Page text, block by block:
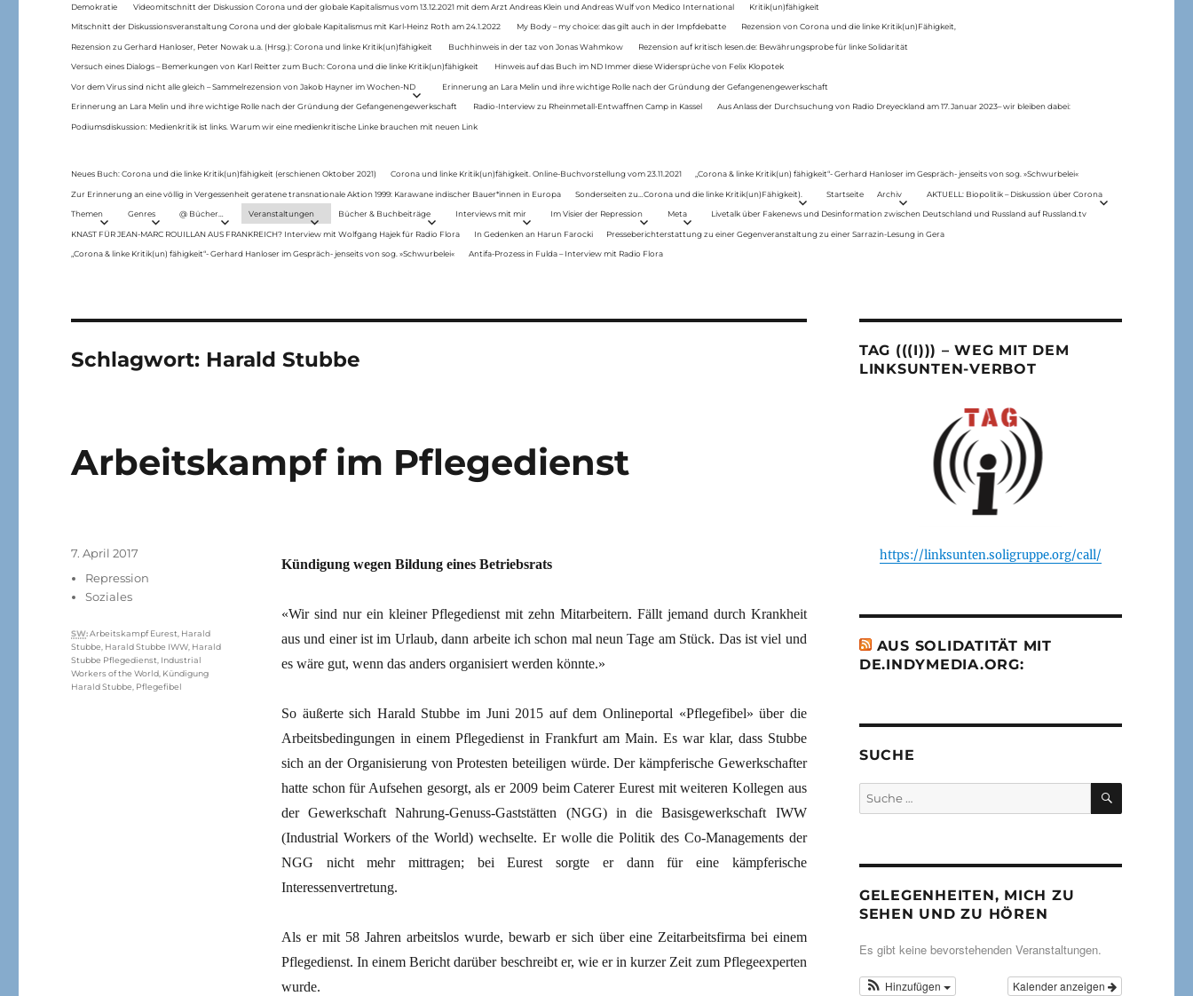
Demokratie Videomitschnitt der Diskussion Corona und der globale Kapitalismus vom 13.12.2021 mit dem Arzt Andreas Klein und Andreas Wulf von Medico International Kritik(un)fähigkeit
Mitschnitt der Diskussionsveranstaltung Corona und der globale Kapitalismus mit Karl-Heinz Roth am 24.1.2022 My Body – my choice: das gilt auch in der Impfdebatte Rezension von Corona und die linke Kritik(un)Fähigkeit,
Rezension zu Gerhard Hanloser, Peter Nowak u.a. (Hrsg.): Corona und linke Kritik(un)fähigkeit Buchhinweis in der taz von Jonas Wahmkow Rezension auf kritisch lesen.de: Bewährungsprobe für linke Solidarität
Versuch eines Dialogs – Bemerkungen von Karl Reitter zum Buch: Corona und die linke Kritik(un)fähigkeit Hinweis auf das Buch im ND Immer diese Widersprüche von Felix Klopotek
Vor dem Virus sind nicht alle gleich – Sammelrezension von Jakob Hayner im Wochen-ND Erinnerung an Lara Melin und ihre wichtige Rolle nach der Gründung der Gefangenengewerkschaft
Erinnerung an Lara Melin und ihre wichtige Rolle nach der Gründung der Gefangenengewerkschaft Radio-Interview zu Rheinmetall-Entwaffnen Camp in Kassel Aus Anlass der Durchsuchung von Radio Dreyeckland am 17.Januar 2023– wir bleiben dabei:
Podiumsdiskussion: Medienkritik ist links. Warum wir eine medienkritische Linke brauchen mit neuen Link
Neues Buch: Corona und die linke Kritik(un)fähigkeit (erschienen Oktober 2021) Corona und linke Kritik(un)fähigkeit. Online-Buchvorstellung vom 23.11.2021 „Corona & linke Kritik(un) fähigkeit“- Gerhard Hanloser im Gespräch- jenseits von sog. »Schwurbelei«
Zur Erinnerung an eine völlig in Vergessenheit geratene transnationale Aktion 1999: Karawane indischer Bauer*innen in Europa Sonderseiten zu…Corona und die linke Kritik(un)Fähigkeit). Startseite Archiv AKTUELL: Biopolitik – Diskussion über Corona
Themen Genres @ Bücher… Veranstaltungen Bücher & Buchbeiträge Interviews mit mir Im Visier der Repression Meta Livetalk über Fakenews und Desinformation zwischen Deutschland und Russland auf Russland.tv
KNAST FÜR JEAN-MARC ROUILLAN AUS FRANKREICH? Interview mit Wolfgang Hajek für Radio Flora In Gedenken an Harun Farocki Presseberichterstattung zu einer Gegenveranstaltung zu einer Sarrazin-Lesung in Gera
„Corona & linke Kritik(un) fähigkeit“- Gerhard Hanloser im Gespräch- jenseits von sog. »Schwurbelei« Antifa-Prozess in Fulda – Interview mit Radio Flora
Schlagwort: Harald Stubbe
Arbeitskampf im Pflegedienst
Kündigung wegen Bildung eines Betriebsrats
«Wir sind nur ein kleiner Pflegedienst mit zehn Mitarbeitern. Fällt jemand durch Krankheit
aus und einer ist im Urlaub, dann arbeite ich schon mal neun Tage am Stück. Das ist viel und
es wäre gut, wenn das anders organisiert werden könnte.»
So äußerte sich Harald Stubbe im Juni 2015 auf dem Onlineportal «Pflegefibel» über die
Arbeitsbedingungen in einem Pflegedienst in Frankfurt am Main. Es war klar, dass Stubbe
sich an der Organisierung von Protesten beteiligen würde. Der kämpferische Gewerkschafter
hatte schon für Aufsehen gesorgt, als er 2009 beim Caterer Eurest mit weiteren Kollegen aus
der Gewerkschaft Nahrung-Genuss-Gaststätten (NGG) in die Basisgewerkschaft IWW
(Industrial Workers of the World) wechselte. Er wolle die Politik des Co-Managements der
NGG nicht mehr mittragen; bei Eurest sorgte er dann für eine kämpferische
Interessenvertretung.
Als er mit 58 Jahren arbeitslos wurde, bewarb er sich über eine Zeitarbeitsfirma bei einem
Pflegedienst. In einem Bericht darüber beschreibt er, wie er in kurzer Zeit zum Pflegeexperten
wurde.
Veröffentlicht
7. April 2017
Kategorien
Repression
Soziales
Schlagwörter
SW:Arbeitskampf Eurest Harald
Stubbe Harald Stubbe IWW Harald
Stubbe Pflegedienst Industrial
Workers of the World Kündigung
Harald Stubbe Pflegefibel
TAG (((I))) – WEG MIT DEM
LINKSUNTEN-VERBOT
https://linksunten.soligruppe.org/call/
AUS SOLIDATITÄT MIT
DE.INDYMEDIA.ORG:
SUCHE
Suche
nach:
SUCHEN
GELEGENHEITEN, MICH ZU
SEHEN UND ZU HÖREN
Es gibt keine bevorstehenden Veranstaltungen.
Kalender anzeigen
Hinzufügen